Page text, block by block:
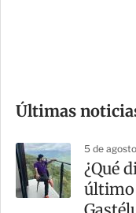
m
a
r
t
Últimas
5 de
¿Qué
último